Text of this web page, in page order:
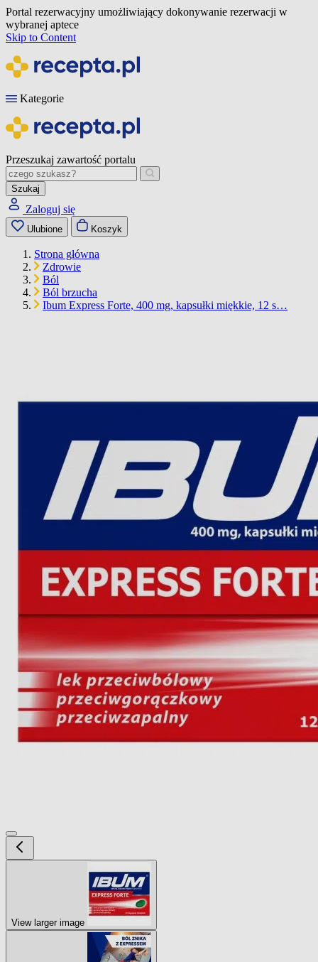
Portal rezerwacyjny umożliwiający dokonywanie rezerwacji w
wybranej aptece
Skip to Content
Kategorie
Przeszukaj zawartość portalu
Szukaj
Zaloguj się
Ulubione Koszyk
Strona główna
Zdrowie
Ból
Ból brzucha
Ibum Express Forte, 400 mg, kapsułki miękkie, 12 s…
View larger image